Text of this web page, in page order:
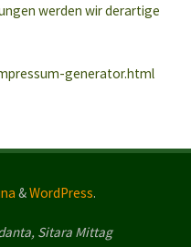
werden wir derartige
generator.html
&WordPress.
Sitara Mittag